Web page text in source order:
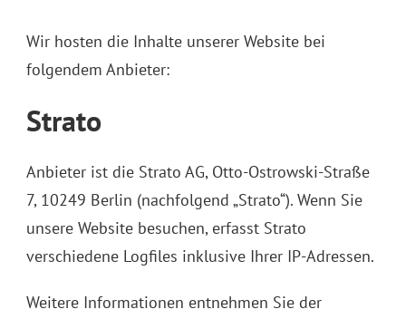
Wir hosten die Inhalte unserer Website bei
folgendem Anbieter:
Strato
Anbieter ist die Strato AG, Otto-Ostrowski-Straße
7, 10249 Berlin (nachfolgend „Strato“). Wenn Sie
unsere Website besuchen, erfasst Strato
verschiedene Logfiles inklusive Ihrer IP-Adressen.
Weitere Informationen entnehmen Sie der